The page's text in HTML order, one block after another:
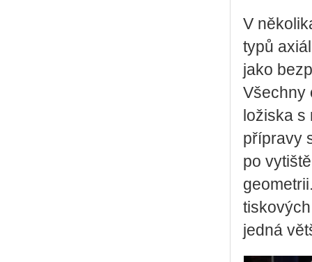
V
typů
jako
Všechny
ložiska
přípravy
po
jedná